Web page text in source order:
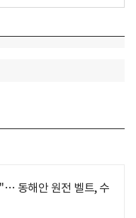
동해안 원전 벨트, 수